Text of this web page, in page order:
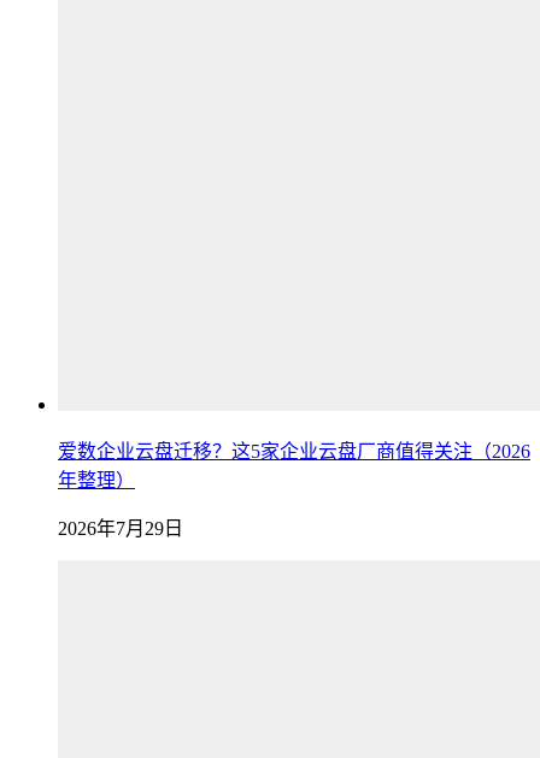
爱数企业云盘迁移？这5家企业云盘厂商值得关注（2026
年整理）
2026年7月29日